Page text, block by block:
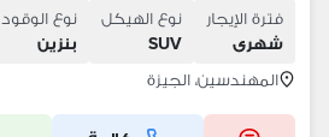
فترة الإيجار
شهرى
نوع الهيكل
SUV
نوع الوقود
بنزين
المهندسين، الجيزة